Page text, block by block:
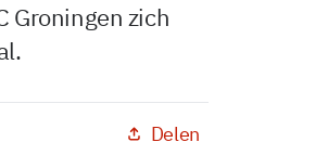
Groningen zich
Delen